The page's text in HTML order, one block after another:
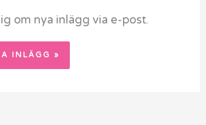
om nya inlägg via e-post.